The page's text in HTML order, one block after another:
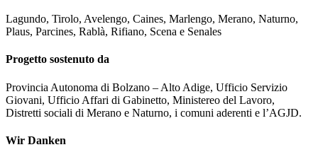
Lagundo, Tirolo, Avelengo, Caines, Marlengo, Merano, Naturno,
Plaus, Parcines, Rablà, Rifiano, Scena e Senales
Progetto sostenuto da
Provincia Autonoma di Bolzano – Alto Adige, Ufficio Servizio
Giovani, Ufficio Affari di Gabinetto, Ministereo del Lavoro,
Distretti sociali di Merano e Naturno, i comuni aderenti e l’AGJD.
Wir Danken